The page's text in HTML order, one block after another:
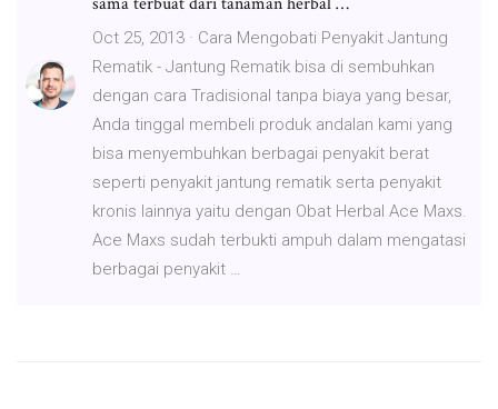
Oct 25, 2013 · Cara Mengobati Penyakit Jantung
Rematik - Jantung Rematik bisa di sembuhkan
dengan cara Tradisional tanpa biaya yang besar,
Anda tinggal membeli produk andalan kami yang
bisa menyembuhkan berbagai penyakit berat
seperti penyakit jantung rematik serta penyakit
kronis lainnya yaitu dengan Obat Herbal Ace Maxs.
Ace Maxs sudah terbukti ampuh dalam mengatasi
berbagai penyakit …